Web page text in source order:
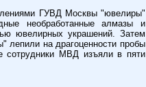
ГУВД Москвы "ювелиры"
необработанные алмазы и
ювелирных украшений. Затем
лепили на драгоценности пробы
сотрудники МВД изъяли в пяти